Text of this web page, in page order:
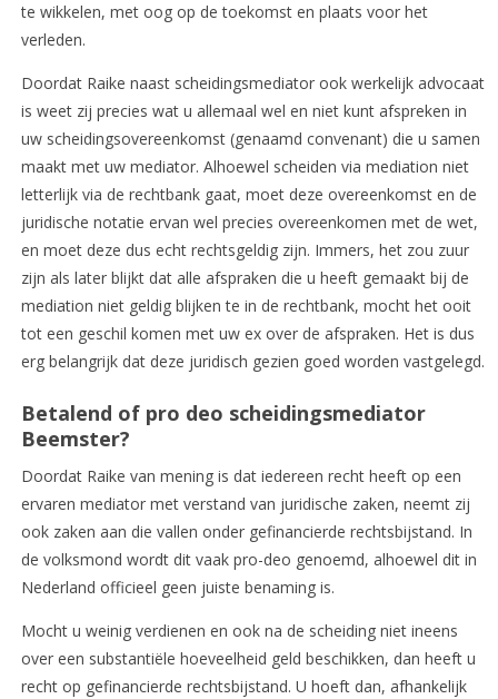
te wikkelen, met oog op de toekomst en plaats voor het
verleden.
Doordat Raike naast scheidingsmediator ook werkelijk advocaat
is weet zij precies wat u allemaal wel en niet kunt afspreken in
uw scheidingsovereenkomst (genaamd convenant) die u samen
maakt met uw mediator. Alhoewel scheiden via mediation niet
letterlijk via de rechtbank gaat, moet deze overeenkomst en de
juridische notatie ervan wel precies overeenkomen met de wet,
en moet deze dus echt rechtsgeldig zijn. Immers, het zou zuur
zijn als later blijkt dat alle afspraken die u heeft gemaakt bij de
mediation niet geldig blijken te in de rechtbank, mocht het ooit
tot een geschil komen met uw ex over de afspraken. Het is dus
erg belangrijk dat deze juridisch gezien goed worden vastgelegd.
Betalend of pro deo scheidingsmediator
Beemster?
Doordat Raike van mening is dat iedereen recht heeft op een
ervaren mediator met verstand van juridische zaken, neemt zij
ook zaken aan die vallen onder gefinancierde rechtsbijstand. In
de volksmond wordt dit vaak pro-deo genoemd, alhoewel dit in
Nederland officieel geen juiste benaming is.
Mocht u weinig verdienen en ook na de scheiding niet ineens
over een substantiële hoeveelheid geld beschikken, dan heeft u
recht op gefinancierde rechtsbijstand. U hoeft dan, afhankelijk